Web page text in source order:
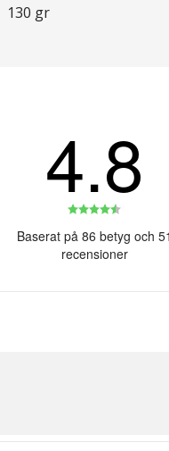
130 gr
4.8
4.8
utav
Baserat på 86 betyg och 51
recensioner